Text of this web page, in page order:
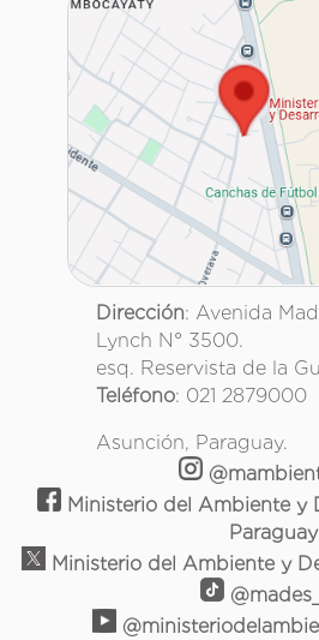
Dirección: Avenida
Lynch N° 3500.
esq. Reservista de la
Teléfono: 021 2879000
Asunción, Paraguay.
Ministerio del Ambiente y
Paraguay
Ministerio del Ambiente y